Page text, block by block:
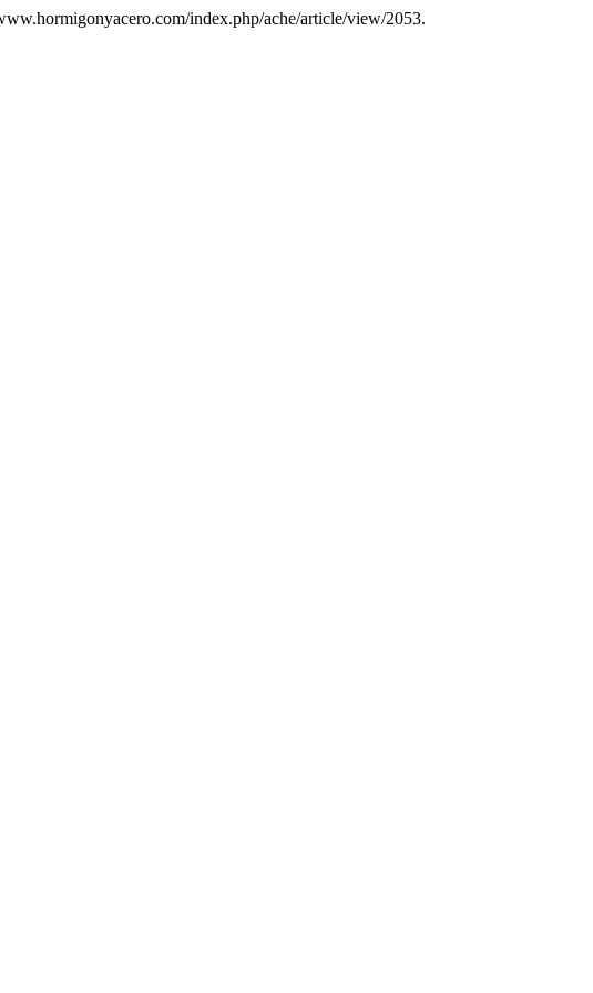
index.php/ache/article/view/2053.